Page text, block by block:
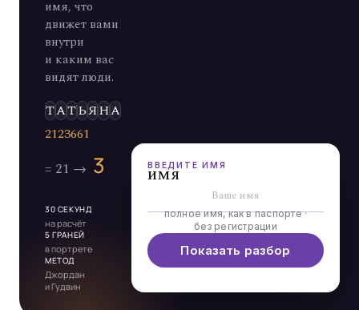
имя, что
движет вами
внутри
и каким вас
видят люди.
ЭЛЬ
30 СЕКУНД
на расчёт
5 ГРАНЕЙ
в портрете
МЕТОД
Джордан
и Гудвин
ВВЕДИТЕ ИМЯ
имя
полное имя, как в паспорте ·
без регистрации
Показать разбор